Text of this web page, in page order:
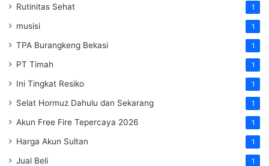
Rutinitas Sehat 1
musisi 1
TPA Burangkeng Bekasi 1
PT Timah 1
Ini Tingkat Resiko 1
Selat Hormuz Dahulu dan Sekarang 1
Akun Free Fire Tepercaya 2026 1
Harga Akun Sultan 1
Jual Beli 1